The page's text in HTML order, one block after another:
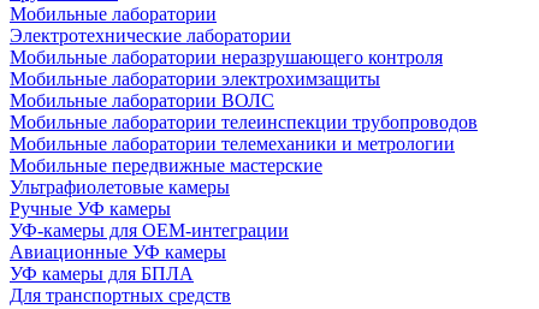
Мобильные лаборатории
Электротехнические лаборатории
Мобильные лаборатории неразрушающего контроля
Мобильные лаборатории электрохимзащиты
Мобильные лаборатории ВОЛС
Мобильные лаборатории телеинспекции трубопроводов
Мобильные лаборатории телемеханики и метрологии
Мобильные передвижные мастерские
Ультрафиолетовые камеры
Ручные УФ камеры
УФ-камеры для OEM-интеграции
Авиационные УФ камеры
УФ камеры для БПЛА
Для транспортных средств